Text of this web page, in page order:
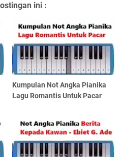
ini :
Kumpulan Not Angka Pianika
Lagu Romantis Untuk Pacar